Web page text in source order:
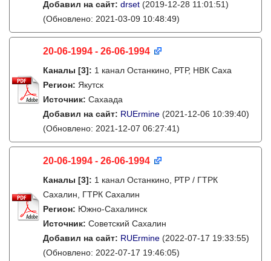
Добавил на сайт: drset (2019-12-28 11:01:51)
(Обновлено: 2021-03-09 10:48:49)
20-06-1994 - 26-06-1994
Каналы [3]: 1 канал Останкино, РТР, НВК Саха
Регион: Якутск
Источник: Сахаада
Добавил на сайт: RUErmine (2021-12-06 10:39:40)
(Обновлено: 2021-12-07 06:27:41)
20-06-1994 - 26-06-1994
Каналы [3]: 1 канал Останкино, РТР / ГТРК
Сахалин, ГТРК Сахалин
Регион: Южно-Сахалинск
Источник: Советский Сахалин
Добавил на сайт: RUErmine (2022-07-17 19:33:55)
(Обновлено: 2022-07-17 19:46:05)